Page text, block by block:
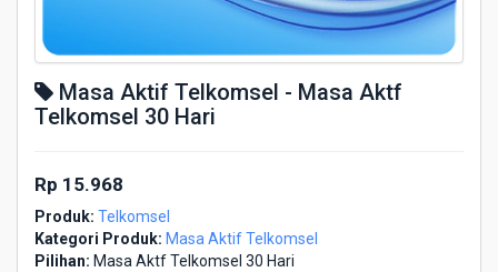
Masa Aktif Telkomsel - Masa Aktf
Telkomsel 30 Hari
Rp 15.968
Produk: Telkomsel
Kategori Produk: Masa Aktif Telkomsel
Pilihan: Masa Aktf Telkomsel 30 Hari